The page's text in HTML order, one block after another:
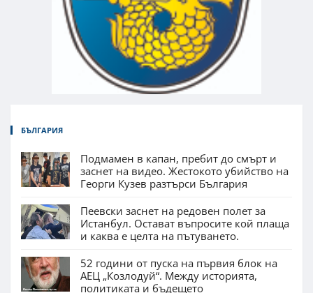
БЪЛГАРИЯ
Подмамен в капан, пребит до смърт и
заснет на видео. Жестокото убийство на
Георги Кузев разтърси България
Пеевски заснет на редовен полет за
Истанбул. Остават въпросите кой плаща
и каква е целта на пътуването.
52 години от пуска на първия блок на
АЕЦ „Козлодуй“. Между историята,
политиката и бъдещето